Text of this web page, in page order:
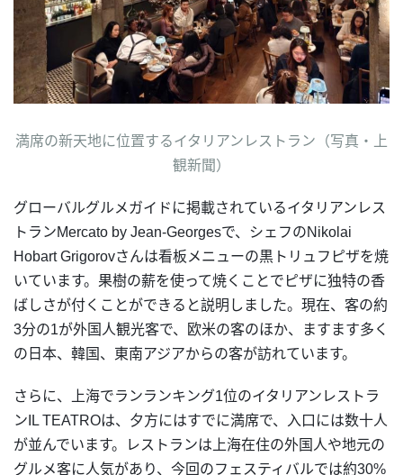
満席の新天地に位置するイタリアンレストラン（写真・上
観新聞）
グローバルグルメガイドに掲載されているイタリアンレス
トランMercato by Jean-Georgesで、シェフのNikolai
Hobart Grigorovさんは看板メニューの黒トリュフピザを焼
いています。果樹の薪を使って焼くことでピザに独特の香
ばしさが付くことができると説明しました。現在、客の約
3分の1が外国人観光客で、欧米の客のほか、ますます多く
の日本、韓国、東南アジアからの客が訪れています。
さらに、上海でランランキング1位のイタリアンレストラ
ンIL TEATROは、夕方にはすでに満席で、入口には数十人
が並んでいます。レストランは上海在住の外国人や地元の
グルメ客に人気があり、今回のフェスティバルでは約30%